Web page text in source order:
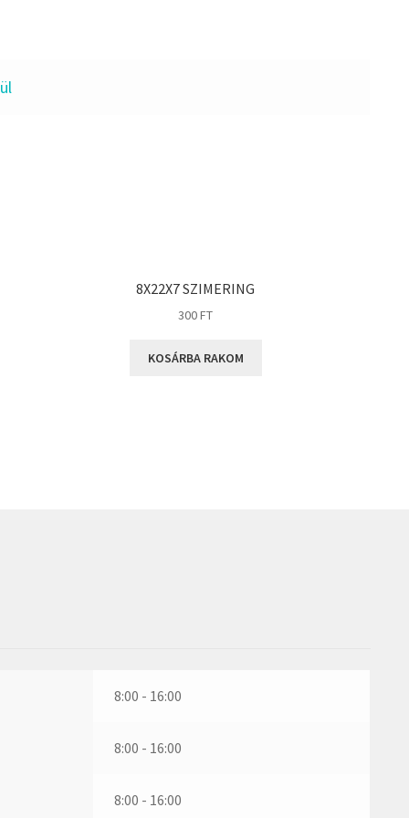
8X22X7 SZIMERING
300FT
KOSÁRBA RAKOM
8:00 - 16:00
8:00 - 16:00
8:00 - 16:00